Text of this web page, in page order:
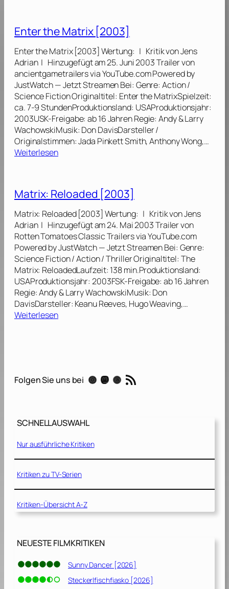
r
x
:
R
e
v
o
l
u
t
i
s
[
2
0
0
3
]
Enter the Matrix [2003]
Enter the Matrix [2003] Wertung: | Kritik von Jens
Adrian | Hinzugefügt am 25. Juni 2003 Trailer von
ancientgametrailers via YouTube.com Powered by
JustWatch — Jetzt Streamen Bei: Genre: Action /
Science Fiction Originaltitel: Enter the MatrixSpielzeit:
ca. 7-9 StundenProduktionsland: USAProduktionsjahr:
2003USK-Freigabe: ab 16 Jahren Regie: Andy & Larry
WachowskiMusik: Don DavisDarsteller /
Originalstimmen: Jada Pinkett Smith, Anthony Wong,…
Weiterlesen:
e
t
h
e
M
a
t
r
i
x
[
]
Matrix: Reloaded [2003]
Matrix: Reloaded [2003] Wertung: | Kritik von Jens
Adrian | Hinzugefügt am 24. Mai 2003 Trailer von
Rotten Tomatoes Classic Trailers via YouTube.com
Powered by JustWatch — Jetzt Streamen Bei: Genre:
Science Fiction / Action / Thriller Originaltitel: The
Matrix: ReloadedLaufzeit: 138 min.Produktionsland:
USAProduktionsjahr: 2003FSK-Freigabe: ab 16 Jahren
Regie: Andy & Larry WachowskiMusik: Don
DavisDarsteller: Keanu Reeves, Hugo Weaving,…
Weiterlesen:
x
l
a
d
e
2
0
3
Folgen Sie uns bei Instagram Mastodon Threads RSS-Feed
SCHNELLAUSWAHL
Nur ausführliche Kritiken
Kritiken zu TV-Serien
Kritiken-Übersicht A-Z
NEUESTE FILMKRITIKEN
Sunny Dancer [2026]
Steckerlfischfiasko [2026]